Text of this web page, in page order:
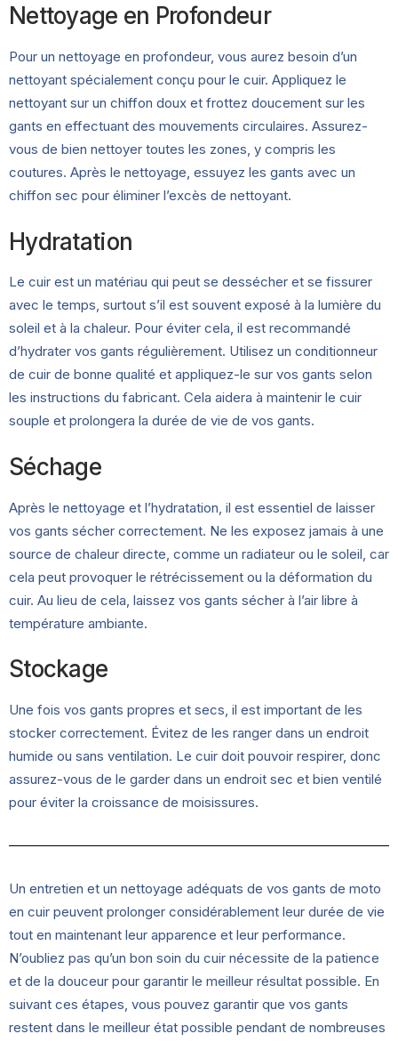
Nettoyage en Profondeur
Pour un nettoyage en profondeur, vous aurez besoin d’un
nettoyant spécialement conçu pour le cuir. Appliquez le
nettoyant sur un chiffon doux et frottez doucement sur les
gants en effectuant des mouvements circulaires. Assurez-
vous de bien nettoyer toutes les zones, y compris les
coutures. Après le nettoyage, essuyez les gants avec un
chiffon sec pour éliminer l’excès de nettoyant.
Hydratation
Le cuir est un matériau qui peut se dessécher et se fissurer
avec le temps, surtout s’il est souvent exposé à la lumière du
soleil et à la chaleur. Pour éviter cela, il est recommandé
d’hydrater vos gants régulièrement. Utilisez un conditionneur
de cuir de bonne qualité et appliquez-le sur vos gants selon
les instructions du fabricant. Cela aidera à maintenir le cuir
souple et prolongera la durée de vie de vos gants.
Séchage
Après le nettoyage et l’hydratation, il est essentiel de laisser
vos gants sécher correctement. Ne les exposez jamais à une
source de chaleur directe, comme un radiateur ou le soleil, car
cela peut provoquer le rétrécissement ou la déformation du
cuir. Au lieu de cela, laissez vos gants sécher à l’air libre à
température ambiante.
Stockage
Une fois vos gants propres et secs, il est important de les
stocker correctement. Évitez de les ranger dans un endroit
humide ou sans ventilation. Le cuir doit pouvoir respirer, donc
assurez-vous de le garder dans un endroit sec et bien ventilé
pour éviter la croissance de moisissures.
Un entretien et un nettoyage adéquats de vos gants de moto
en cuir peuvent prolonger considérablement leur durée de vie
tout en maintenant leur apparence et leur performance.
N’oubliez pas qu’un bon soin du cuir nécessite de la patience
et de la douceur pour garantir le meilleur résultat possible. En
suivant ces étapes, vous pouvez garantir que vos gants
restent dans le meilleur état possible pendant de nombreuses